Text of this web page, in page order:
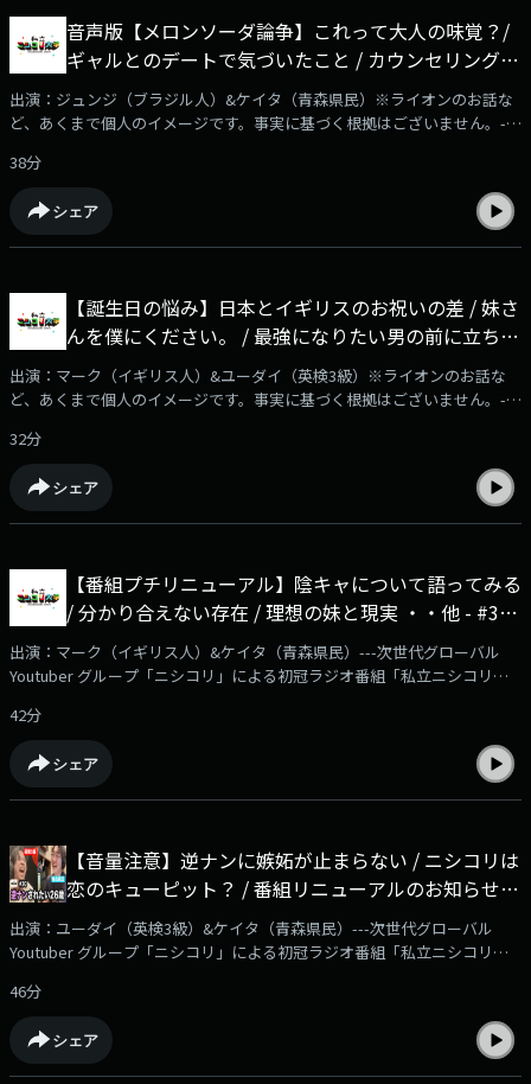
_J8w__zk_gDtSw/joinYoutubeチャンネル『ニシコリ の吹き替え』にて、
番組メンバーシップを開始！番組本編の映像付き動画やアフタートークを
毎週2本更新予定。ぜひご登録をよろしくお願いいたします！※ブラウザ
入できますので、SafariやChrome、PC等からご確認ください---
音声版【メロンソーダ論争】これって大人の味覚？/
ギャルとのデートで気づいたこと / カウンセリングに
興味 ・・他 - #33 私立ニシコリ大学
出演：ジュンジ（ブラジル人）&ケイタ（青森県民）※ライオンのお話な
ど、あくまで個人のイメージです。事実に基づく根拠はございません。---
「私立ニシコリ大学」毎週金曜日21時より音声配信サービス「AuDee」
他、ニシコリサブチャンネル「ニシコリの吹き替え」（YouTube）、
Spotify、Amazon Music、Apple Podcast、radiko podcastにて配信スタ
ート！✅詳細はこちらの動画をチェック！
こちらから！https://www.youtube.com/channel/UCjZXoHBH-
_J8w__zk_gDtSw/joinYoutubeチャンネル『ニシコリ の吹き替え』にて、
番組メンバーシップを開始！番組本編の映像付き動画やアフタートークを
よりご登録いただいた場合、月額490円となります！ アプリよりお安く加
入できますので、SafariやChrome、PC等からご確認ください---
38分
シェア
【誕生日の悩み】日本とイギリスのお祝いの差 / 妹さ
んを僕にください。 / 最強になりたい男の前に立ちは
だかるオスライオン ・・他 - #32 私立ニシコリ大学
出演：マーク（イギリス人）&ユーダイ（英検3級）※ライオンのお話な
ど、あくまで個人のイメージです。事実に基づく根拠はございません。---
「私立ニシコリ大学」毎週金曜日21時より音声配信サービス「AuDee」
他、ニシコリサブチャンネル「ニシコリの吹き替え」（YouTube）、
Spotify、Amazon Music、Apple Podcast、radiko podcastにて配信スタ
ート！✅詳細はこちらの動画をチェック！
こちらから！https://www.youtube.com/channel/UCjZXoHBH-
_J8w__zk_gDtSw/joinYoutubeチャンネル『ニシコリ の吹き替え』にて、
番組メンバーシップを開始！番組本編の映像付き動画やアフタートークを
よりご登録いただいた場合、月額490円となります！ アプリよりお安く加
入できますので、SafariやChrome、PC等からご確認ください---
32分
シェア
【番組プチリニューアル】陰キャについて語ってみる
/ 分かり合えない存在 / 理想の妹と現実 ・・他 - #31
私立ニシコリ大学
出演：マーク（イギリス人）&ケイタ（青森県民）---次世代グローバル
Youtuber グループ「ニシコリ」による初冠ラジオ番組「私立ニシコリ大
ャンネル「ニシコリの吹き替え」（YouTube）、Spotify、Amazon
Music、Apple Podcast、radiko podcastにて配信スタート！✅詳細はこち
らの動画をチェック！https://www.youtube.com/watch?v=Ndzr5uZEjlI✅
番組メンバーシップはこちらから！
_J8w__zk_gDtSw/joinYoutubeチャンネル『ニシコリ の吹き替え』にて、
番組メンバーシップを開始！番組本編の映像付き動画やアフタートークを
毎週2本更新予定。ぜひご登録をよろしくお願いいたします！※ブラウザ
入できますので、SafariやChrome、PC等からご確認ください---
42分
シェア
【音量注意】逆ナンに嫉妬が止まらない / ニシコリは
恋のキューピット？ / 番組リニューアルのお知らせ！
・・他 - #30 私立ニシコリ大学
出演：ユーダイ（英検3級）&ケイタ（青森県民）---次世代グローバル
Youtuber グループ「ニシコリ」による初冠ラジオ番組「私立ニシコリ大
ャンネル「ニシコリの吹き替え」（YouTube）、Spotify、Amazon
Music、Apple Podcast、radiko podcastにて配信スタート！✅詳細はこち
らの動画をチェック！https://www.youtube.com/watch?v=Ndzr5uZEjlI✅
番組メンバーシップはこちらから！
46分
シェア